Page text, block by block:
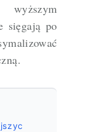
sięgają po